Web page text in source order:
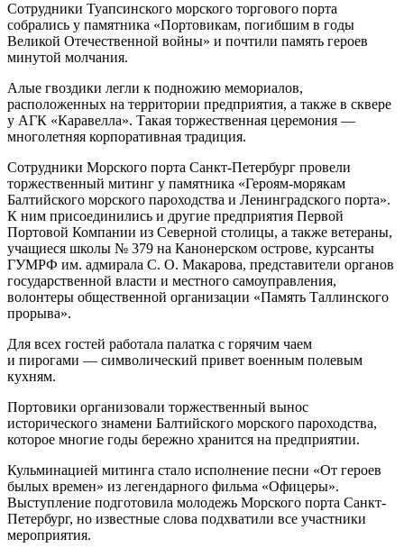
Сотрудники Туапсинского морского торгового порта
собрались у памятника «Портовикам, погибшим в годы
Великой Отечественной войны» и почтили память героев
минутой молчания.
Алые гвоздики легли к подножию мемориалов,
расположенных на территории предприятия, а также в сквере
у АГК «Каравелла». Такая торжественная церемония —
многолетняя корпоративная традиция.
Сотрудники Морского порта Санкт-Петербург провели
торжественный митинг у памятника «Героям-морякам
Балтийского морского пароходства и Ленинградского порта».
К ним присоединились и другие предприятия Первой
Портовой Компании из Северной столицы, а также ветераны,
учащиеся школы № 379 на Канонерском острове, курсанты
ГУМРФ им. адмирала С. О. Макарова, представители органов
государственной власти и местного самоуправления,
волонтеры общественной организации «Память Таллинского
прорыва».
Для всех гостей работала палатка с горячим чаем
и пирогами — символический привет военным полевым
кухням.
Портовики организовали торжественный вынос
исторического знамени Балтийского морского пароходства,
которое многие годы бережно хранится на предприятии.
Кульминацией митинга стало исполнение песни «От героев
былых времен» из легендарного фильма «Офицеры».
Выступление подготовила молодежь Морского порта Санкт-
Петербург, но известные слова подхватили все участники
мероприятия.